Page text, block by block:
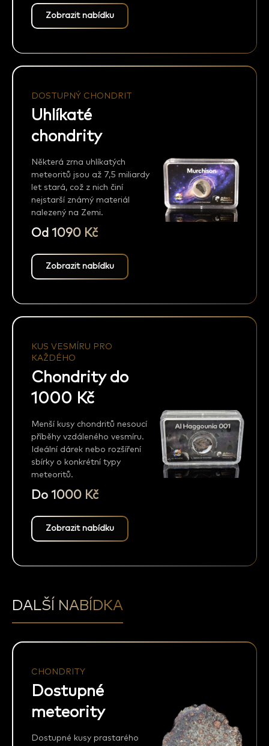
Zobrazit nabídku
DOSTUPNÝ CHONDRIT
Uhlíkaté
chondrity
Některá zrna uhlíkatých
meteoritů jsou až 7,5 miliardy
let stará, což z nich činí
nejstarší známý materiál
nalezený na Zemi.
Od 1090 Kč
Zobrazit nabídku
KUS VESMÍRU PRO
KAŽDÉHO
Chondrity do
1000 Kč
Menší kusy chondritů nesoucí
příběhy vzdáleného vesmíru.
Ideální dárek nebo rozšíření
sbírky o konkrétní typy
meteoritů.
Do 1000 Kč
Zobrazit nabídku
DALŠÍ NABÍDKA
CHONDRITY
Dostupné
meteority
Dostupné kusy prastarého